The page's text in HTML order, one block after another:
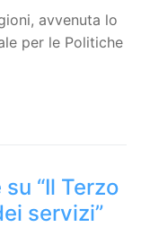
avvenuta lo
per le Politiche
“Il Terzo
servizi”